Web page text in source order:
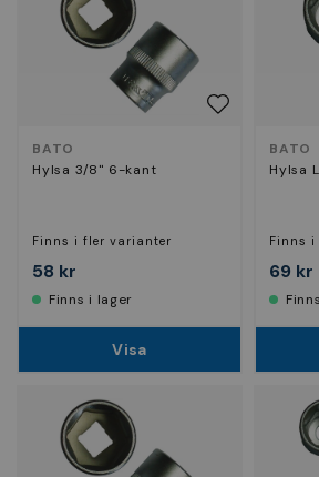
BATO
Hylsa 3/8" 6-kant
Finns i fler varianter
58 kr
Finns i lager
Visa
BATO
Hylsa
Finns
69 kr